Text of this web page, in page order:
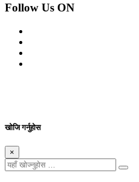
Follow Us ON
खोजि गर्नुहोस
×